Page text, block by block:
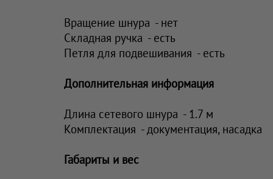
Вращение шнура - нет
Складная ручка - есть
Петля для подвешивания - есть
Дополнительная информация
Длина сетевого шнура - 1.7 м
Комплектация - документация, насадка
Габариты и вес